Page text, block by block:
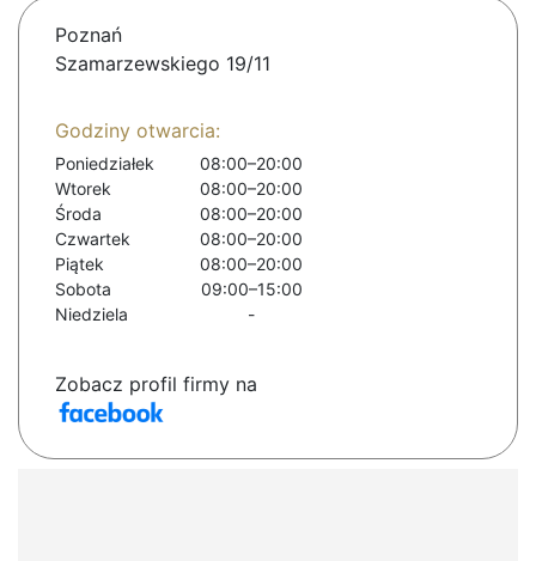
Poznań
Szamarzewskiego 19/11
Godziny otwarcia:
Poniedziałek
08:00–20:00
Wtorek
08:00–20:00
Środa
08:00–20:00
Czwartek
08:00–20:00
Piątek
08:00–20:00
Sobota
09:00–15:00
Niedziela
-
Zobacz profil firmy na